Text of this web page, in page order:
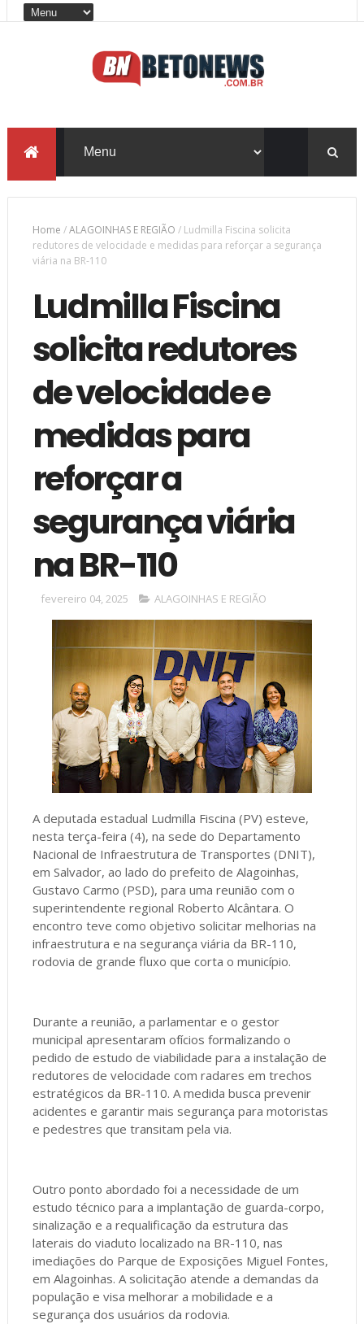
Home /ALAGOINHAS E REGIÃO / Ludmilla Fiscina solicita
redutores de velocidade e medidas para reforçar a segurança
viária na BR-110
Ludmilla Fiscina
solicita redutores
de velocidade e
medidas para
reforçar a
segurança viária
na BR-110
fevereiro 04, 2025 ALAGOINHAS E REGIÃO
A deputada estadual Ludmilla Fiscina (PV) esteve,
nesta terça-feira (4), na sede do Departamento
Nacional de Infraestrutura de Transportes (DNIT),
em Salvador, ao lado do prefeito de Alagoinhas,
Gustavo Carmo (PSD), para uma reunião com o
superintendente regional Roberto Alcântara. O
encontro teve como objetivo solicitar melhorias na
infraestrutura e na segurança viária da BR-110,
rodovia de grande fluxo que corta o município.
Durante a reunião, a parlamentar e o gestor
municipal apresentaram ofícios formalizando o
pedido de estudo de viabilidade para a instalação de
redutores de velocidade com radares em trechos
estratégicos da BR-110. A medida busca prevenir
acidentes e garantir mais segurança para motoristas
e pedestres que transitam pela via.
Outro ponto abordado foi a necessidade de um
estudo técnico para a implantação de guarda-corpo,
sinalização e a requalificação da estrutura das
laterais do viaduto localizado na BR-110, nas
imediações do Parque de Exposições Miguel Fontes,
em Alagoinhas. A solicitação atende a demandas da
população e visa melhorar a mobilidade e a
segurança dos usuários da rodovia.